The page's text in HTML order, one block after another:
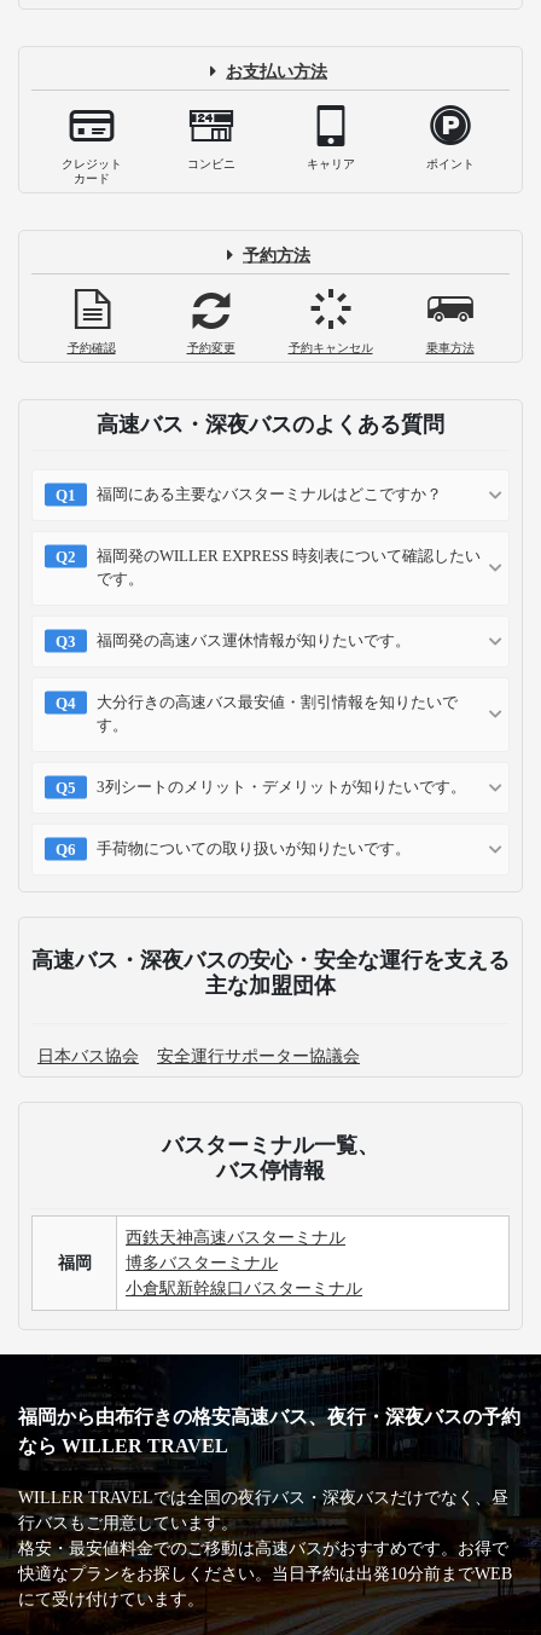
お支払い方法
クレジット
カード
コンビニ キャリア ポイント
予約方法
予約確認 予約変更 予約キャンセル 乗車方法
高速バス・深夜バスのよくある質問
福岡にある主要なバスターミナルはどこですか？
福岡発のWILLER EXPRESS 時刻表について確認したい
です。
福岡発の高速バス運休情報が知りたいです。
大分行きの高速バス最安値・割引情報を知りたいで
す。
3列シートのメリット・デメリットが知りたいです。
手荷物についての取り扱いが知りたいです。
高速バス・深夜バスの安心・安全な運行を支える
主な加盟団体
日本バス協会 安全運行サポーター協議会
バスターミナル一覧、
バス停情報
福岡
西鉄天神高速バスターミナル
博多バスターミナル
小倉駅新幹線口バスターミナル
福岡から由布行きの格安高速バス、夜行・深夜バスの予約
なら WILLER TRAVEL
WILLER TRAVELでは全国の夜行バス・深夜バスだけでなく、昼
行バスもご用意しています。
格安・最安値料金でのご移動は高速バスがおすすめです。お得で
快適なプランをお探しください。当日予約は出発10分前までWEB
にて受け付けています。